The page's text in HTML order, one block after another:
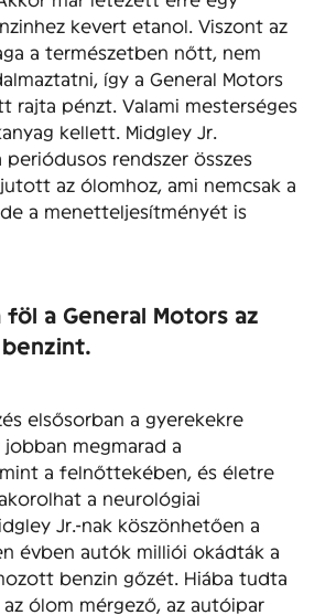
kevert etanol. Viszont az
a természetben nőtt, nem
így a General Motors
rajta pénzt. Valami mesterséges
kellett. Midgley Jr.
rendszer összes
az ólomhoz, ami nemcsak a
a menetteljesítményét is
a General Motors az
elsősorban a gyerekekre
megmarad a
a felnőttekében, és életre
a neurológiai
Jr.-nak köszönhetően a
évben autók milliói okádták a
benzin gőzét. Hiába tudta
ólom mérgező, az autóipar